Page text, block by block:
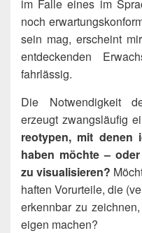
im Fal­le eines im
noch
sein mag, erscheint
ent­de­cken­den
fahrlässig.
Die Not­wen­dig­keit
erzeugt zwangs­läu­fig
reo­ty­pen, mit denen
haben möch­te –
zu visua­li­sie­ren?
haf­ten Vor­ur­tei­le, die
erkenn­bar zu
eigen machen?